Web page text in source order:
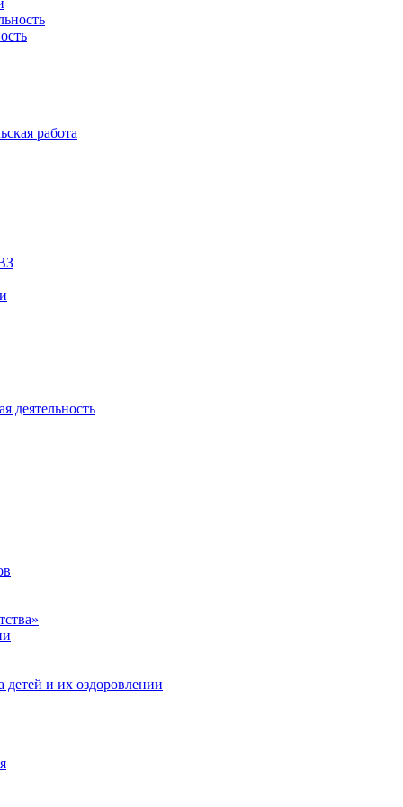
работа
деятельность
детей и их оздоровлении